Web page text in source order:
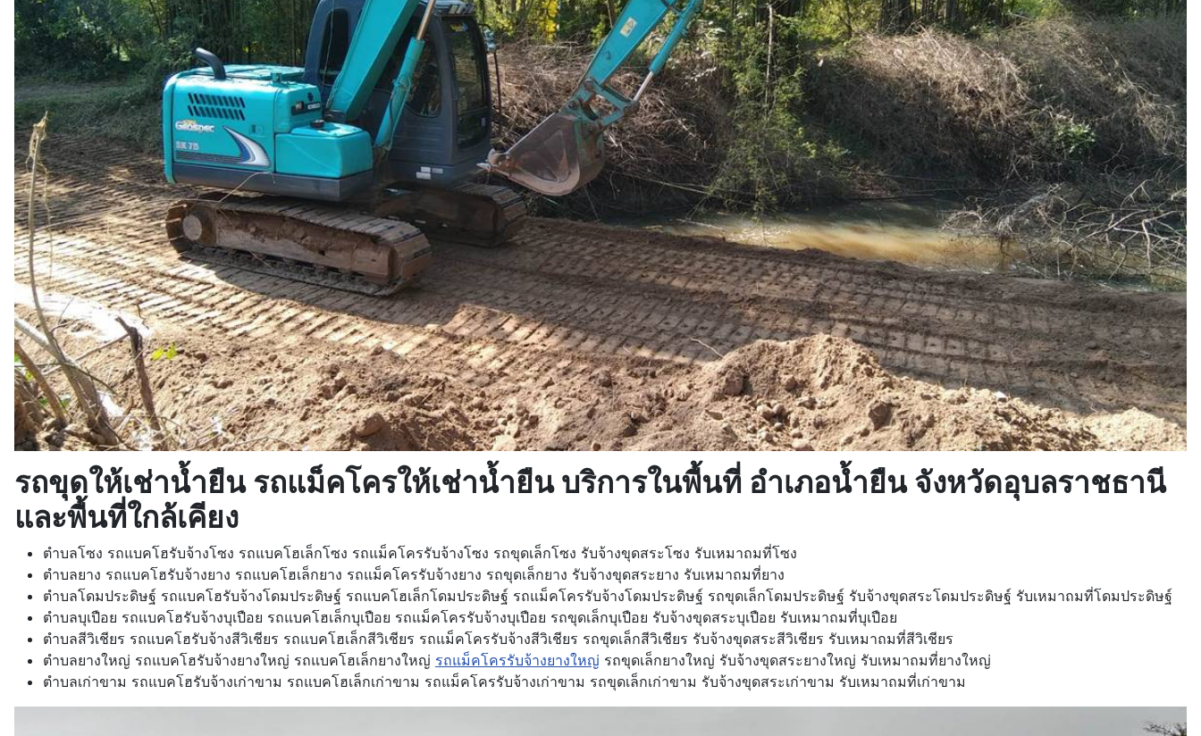
รถขุดให้เช่าน้ำยืน รถแม็คโครให้เช่าน้ำยืน บริการในพื้นที่ อำเภอน้ำยืน จังหวัดอุบลราชธานี
และพื้นที่ใกล้เคียง
ตำบลโซง รถแบคโฮรับจ้างโซง รถแบคโฮเล็กโซง รถแม็คโครรับจ้างโซง รถขุดเล็กโซง รับจ้างขุดสระโซง รับเหมาถมที่โซง
ตำบลยาง รถแบคโฮรับจ้างยาง รถแบคโฮเล็กยาง รถแม็คโครรับจ้างยาง รถขุดเล็กยาง รับจ้างขุดสระยาง รับเหมาถมที่ยาง
ตำบลโดมประดิษฐ์ รถแบคโฮรับจ้างโดมประดิษฐ์ รถแบคโฮเล็กโดมประดิษฐ์ รถแม็คโครรับจ้างโดมประดิษฐ์ รถขุดเล็กโดมประดิษฐ์ รับจ้างขุดสระโดมประดิษฐ์ รับเหมาถมที่โดมประดิษฐ์
ตำบลบุเปือย รถแบคโฮรับจ้างบุเปือย รถแบคโฮเล็กบุเปือย รถแม็คโครรับจ้างบุเปือย รถขุดเล็กบุเปือย รับจ้างขุดสระบุเปือย รับเหมาถมที่บุเปือย
ตำบลสีวิเชียร รถแบคโฮรับจ้างสีวิเชียร รถแบคโฮเล็กสีวิเชียร รถแม็คโครรับจ้างสีวิเชียร รถขุดเล็กสีวิเชียร รับจ้างขุดสระสีวิเชียร รับเหมาถมที่สีวิเชียร
ตำบลยางใหญ่ รถแบคโฮรับจ้างยางใหญ่ รถแบคโฮเล็กยางใหญ่ รถแม็คโครรับจ้างยางใหญ่ รถขุดเล็กยางใหญ่ รับจ้างขุดสระยางใหญ่ รับเหมาถมที่ยางใหญ่
ตำบลเก่าขาม รถแบคโฮรับจ้างเก่าขาม รถแบคโฮเล็กเก่าขาม รถแม็คโครรับจ้างเก่าขาม รถขุดเล็กเก่าขาม รับจ้างขุดสระเก่าขาม รับเหมาถมที่เก่าขาม